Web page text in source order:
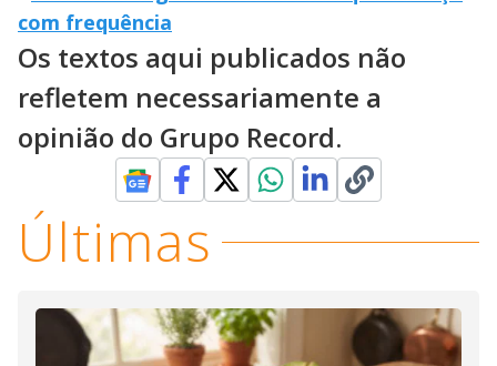
com frequência
Os textos aqui publicados não
refletem necessariamente a
opinião do Grupo Record.
Últimas